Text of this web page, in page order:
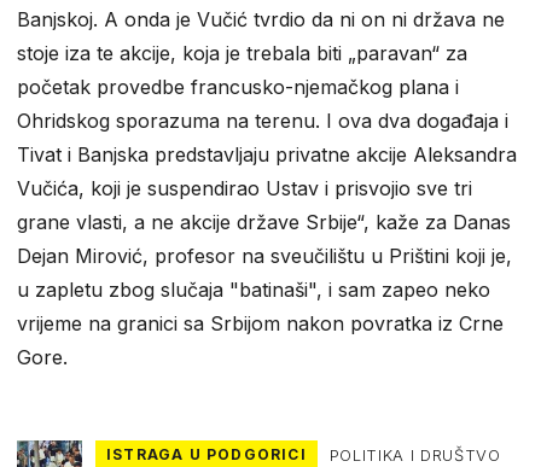
Banjskoj. A onda je Vučić tvrdio da ni on ni država ne
stoje iza te akcije, koja je trebala biti „paravan“ za
početak provedbe francusko-njemačkog plana i
Ohridskog sporazuma na terenu. I ova dva događaja i
Tivat i Banjska predstavljaju privatne akcije Aleksandra
Vučića, koji je suspendirao Ustav i prisvojio sve tri
grane vlasti, a ne akcije države Srbije“, kaže za Danas
Dejan Mirović, profesor na sveučilištu u Prištini koji je,
u zapletu zbog slučaja "batinaši", i sam zapeo neko
vrijeme na granici sa Srbijom nakon povratka iz Crne
Gore.
ISTRAGA U PODGORICI POLITIKA I DRUŠTVO